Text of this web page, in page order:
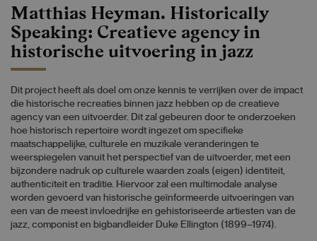
Matthias Heyman. Historically
Speaking: Creatieve agency in
historische uitvoering in jazz
Dit project heeft als doel om onze kennis te verrijken over de impact
die historische recreaties binnen jazz hebben op de creatieve
agency van een uitvoerder. Dit zal gebeuren door te onderzoeken
hoe historisch repertoire wordt ingezet om specifieke
maatschappelijke, culturele en muzikale veranderingen te
weerspiegelen vanuit het perspectief van de uitvoerder, met een
bijzondere nadruk op culturele waarden zoals (eigen) identiteit,
authenticiteit en traditie. Hiervoor zal een multimodale analyse
worden gevoerd van historische geïnformeerde uitvoeringen van
een van de meest invloedrijke en gehistoriseerde artiesten van de
jazz, componist en bigbandleider Duke Ellington (1899–1974).